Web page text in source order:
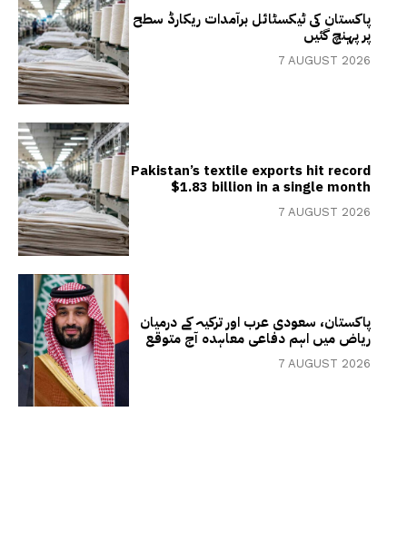
پاکستان کی ٹیکسٹائل برآمدات ریکارڈ سطح
پر پہنچ گئیں
7 AUGUST 2026
Pakistan’s textile exports hit record
$1.83 billion in a single month
7 AUGUST 2026
پاکستان، سعودی عرب اور ترکیہ کے درمیان
ریاض میں اہم دفاعی معاہدہ آج متوقع
7 AUGUST 2026